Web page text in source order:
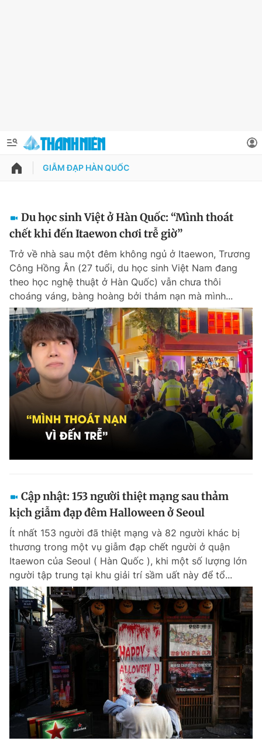
QUẢNG CÁO
Chuyên mục khác
Chào ngày mới Tin 24h
Tin thị trường Tin 360
Video Magazine
Sản phẩm khác
Tiện ích
Đọc Thanh Niên trên điện thoại
Theo dõi báo trên
Hotline
0906 645 777
Liên hệ quảng cáo
0908 780 404
Đặt báo Quảng cáo RSS Tòa soạn Chính sách bảo
Tổng biên tập: Nguyễn Ngọc Toàn
Thông tin tài khoản
Đổi mật khẩu
Tin đã lưu
Tin đã xem
Đăng xuất
GIẪM ĐẠP HÀN QUỐC
Du học sinh Việt ở Hàn Quốc: “Mình thoát
chết khi đến Itaewon chơi trễ giờ”
Trở về nhà sau một đêm không ngủ ở Itaewon, Trương
Công Hồng Ân (27 tuổi, du học sinh Việt Nam đang
theo học nghệ thuật ở Hàn Quốc) vẫn chưa thôi
choáng váng, bàng hoàng bởi thảm nạn mà mình...
Cập nhật: 153 người thiệt mạng sau thảm
kịch giẫm đạp đêm Halloween ở Seoul
Ít nhất 153 người đã thiệt mạng và 82 người khác bị
thương trong một vụ giẫm đạp chết người ở quận
Itaewon của Seoul ( Hàn Quốc ), khi một số lượng lớn
người tập trung tại khu giải trí sầm uất này để tổ...